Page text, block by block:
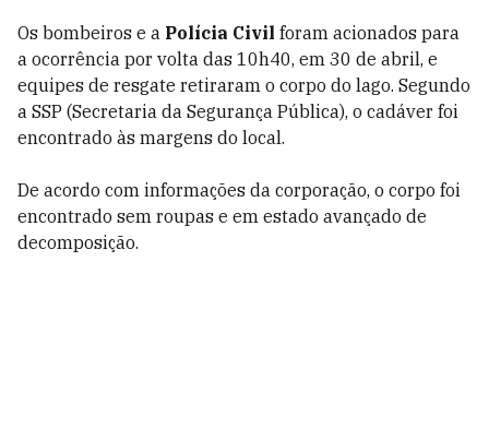
Os bombeiros e a Polícia Civil foram acionados para
a ocorrência por volta das 10h40, em 30 de abril, e
equipes de resgate retiraram o corpo do lago. Segundo
a SSP (Secretaria da Segurança Pública), o cadáver foi
encontrado às margens do local.
De acordo com informações da corporação, o corpo foi
encontrado sem roupas e em estado avançado de
decomposição.